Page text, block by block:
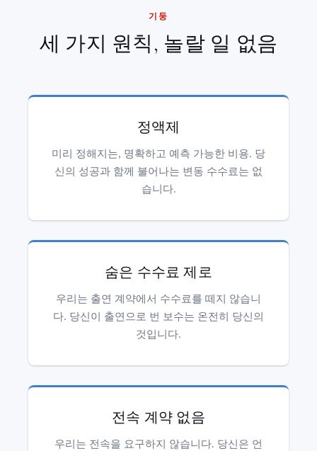
기둥
세 가지 원칙, 놀랄 일 없음
정액제
미리 정해지는, 명확하고 예측 가능한 비용. 당
신의 성공과 함께 불어나는 변동 수수료는 없
습니다.
숨은 수수료 제로
우리는 출연 계약에서 수수료를 떼지 않습니
다. 당신이 출연으로 번 보수는 온전히 당신의
것입니다.
전속 계약 없음
우리는 전속을 요구하지 않습니다. 당신은 언